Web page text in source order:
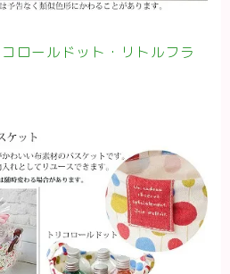
ロールドット・リトルフラ